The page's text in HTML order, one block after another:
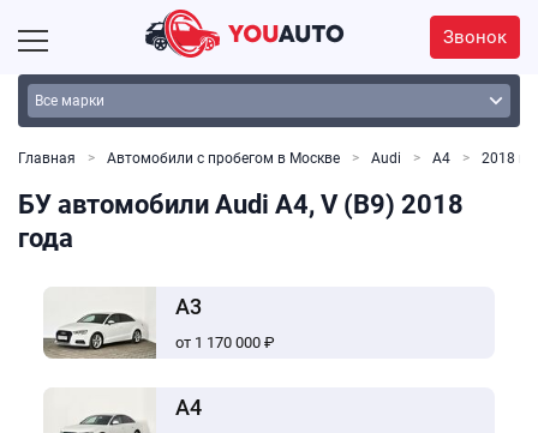
Звонок
Главная Автомобили с пробегом в Москве Audi А4 2018
БУ автомобили Audi A4, V (B9) 2018
года
A3
от 1 170 000 ₽
A4